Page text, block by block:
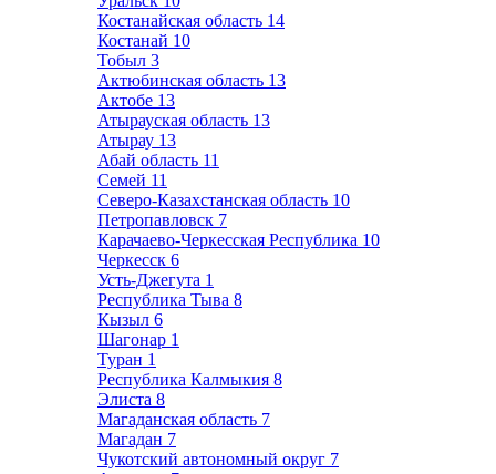
Костанайская область 14
Костанай 10
Тобыл 3
Актюбинская область 13
Актобе 13
Атырауская область 13
Атырау 13
Абай область 11
Семей 11
Северо-Казахстанская область 10
Петропавловск 7
Карачаево-Черкесская Республика 10
Черкесск 6
Усть-Джегута 1
Республика Тыва 8
Кызыл 6
Шагонар 1
Туран 1
Республика Калмыкия 8
Элиста 8
Магаданская область 7
Магадан 7
Чукотский автономный округ 7